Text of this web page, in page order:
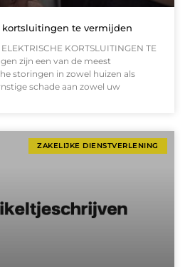
te vermijden
KORTSLUITINGEN TE
zijn een van de meest
storingen in zowel huizen als
schade aan zowel uw
ZAKELIJKE DIENSTVERLENING